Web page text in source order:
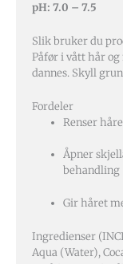
pH: 7.0 – 7.5
Slik bruker du
Påfør i vått hår
dannes. Skyll
Fordeler
Renser
Åpner
behandling
Gir håret
Ingredienser
Aqua (Water),